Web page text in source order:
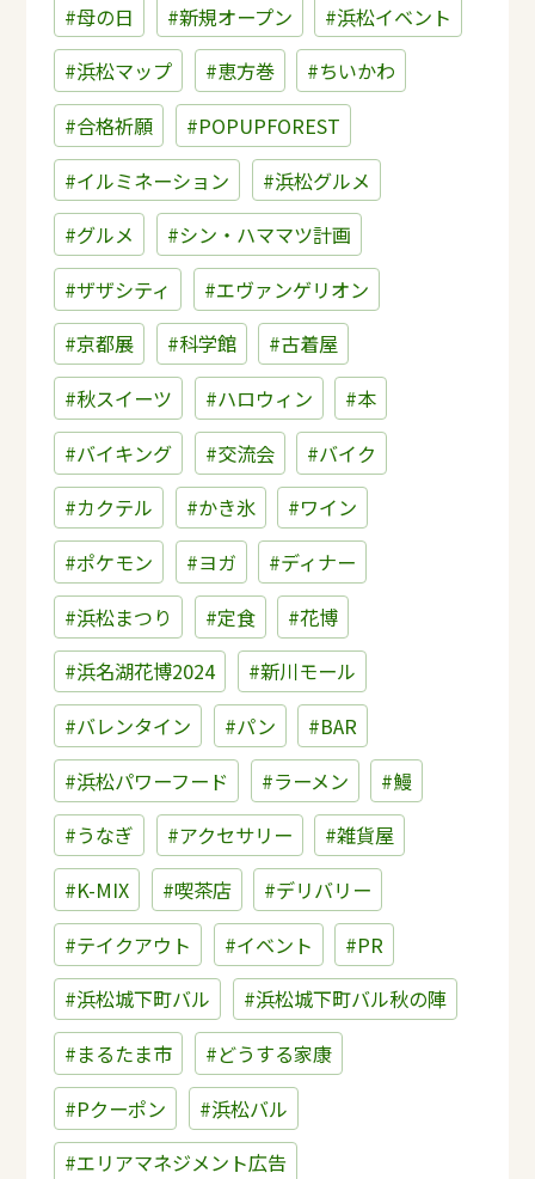
#母の日
#新規オープン
#浜松イベント
#浜松マップ
#恵方巻
#ちいかわ
#合格祈願
#POPUPFOREST
#イルミネーション
#浜松グルメ
#グルメ
#シン・ハママツ計画
#ザザシティ
#エヴァンゲリオン
#京都展
#科学館
#古着屋
#秋スイーツ
#ハロウィン
#本
#バイキング
#交流会
#バイク
#カクテル
#かき氷
#ワイン
#ポケモン
#ヨガ
#ディナー
#浜松まつり
#定食
#花博
#浜名湖花博2024
#新川モール
#バレンタイン
#パン
#BAR
#浜松パワーフード
#ラーメン
#鰻
#うなぎ
#アクセサリー
#雑貨屋
#K-MIX
#喫茶店
#デリバリー
#テイクアウト
#イベント
#PR
#浜松城下町バル
#浜松城下町バル秋の陣
#まるたま市
#どうする家康
#Pクーポン
#浜松バル
#エリアマネジメント広告